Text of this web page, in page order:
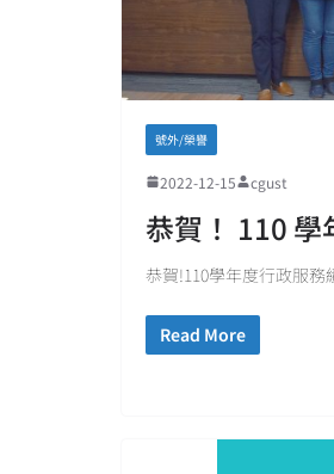
號外/榮譽
2022-12-15 cgust
恭賀！ 110
恭賀!110學年度行政服務
Read More